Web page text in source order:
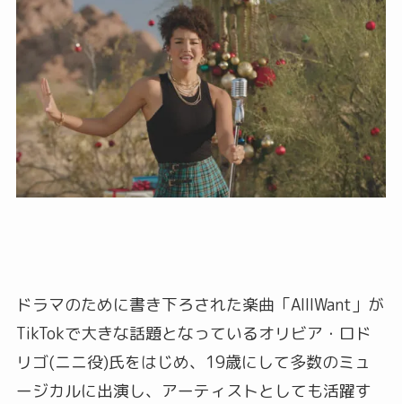
ドラマのために書き下ろされた楽曲「AllIWant」が
TikTokで大きな話題となっているオリビア・ロド
リゴ(ニニ役)氏をはじめ、19歳にして多数のミュ
ージカルに出演し、アーティストとしても活躍す